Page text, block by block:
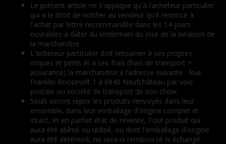
Le présent article ne s'applique qu'à l'acheteur particulier
qui a le droit de notifier au vendeur qu'il renonce à
l'achat par lettre recommandée dans les 14 jours
ouvrables à dater du lendemain du jour de la livraison de
la marchandise.
L'acheteur particulier doit retourner à ses propres
risques et périls et à ses frais (frais de transport +
assurance) la marchandise à l’adresse suivante : Rue
Franklin Roosevelt 1 à 6840 Neufchâteau par voie
postale ou société de transport de son choix.
Seuls seront repris les produits renvoyés dans leur
ensemble, dans leur emballage d'origine complet et
intact, et en parfait état de revente; Tout produit qui
aura été abîmé ou utilisé, ou dont l'emballage d'origine
aura été détérioré, ne sera ni remboursé ni échangé.